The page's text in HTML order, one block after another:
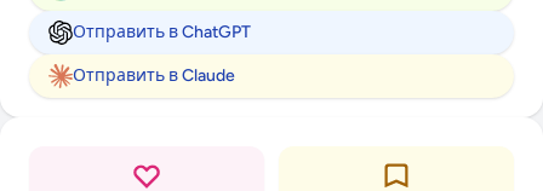
Отправить в ChatGPT
Отправить в Claude